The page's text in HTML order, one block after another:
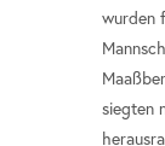
wurden
siegten